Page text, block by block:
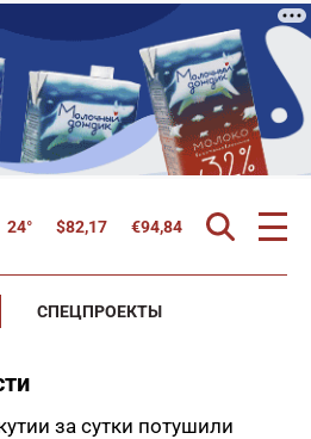
24° $82,17 €94,84
СПЕЦПРОЕКТЫ
за сутки потушили